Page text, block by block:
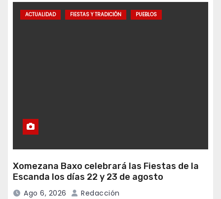
ACTUALIDAD FIESTAS Y TRADICIÓN PUEBLOS
Xomezana Baxo celebrará las Fiestas de la
Escanda los días 22 y 23 de agosto
Ago 6, 2026 Redacción